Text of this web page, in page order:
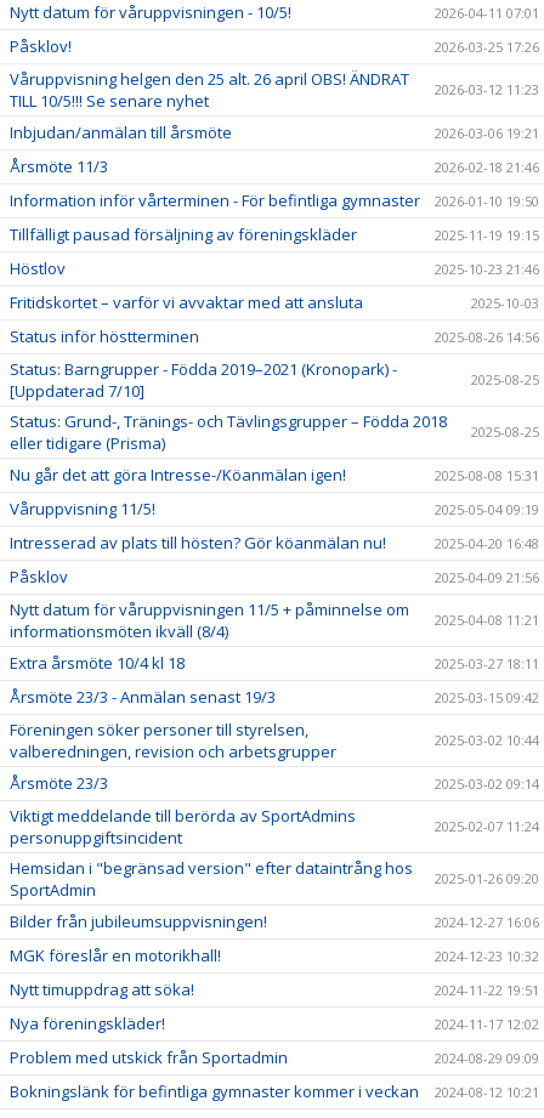
Nytt datum för våruppvisningen - 10/5! 2026-04-11 07:01
Påsklov! 2026-03-25 17:26
Våruppvisning helgen den 25 alt. 26 april OBS! ÄNDRAT
TILL 10/5!!! Se senare nyhet
2026-03-12 11:23
Inbjudan/anmälan till årsmöte 2026-03-06 19:21
Årsmöte 11/3 2026-02-18 21:46
Information inför vårterminen - För befintliga gymnaster 2026-01-10 19:50
Tillfälligt pausad försäljning av föreningskläder 2025-11-19 19:15
Höstlov 2025-10-23 21:46
Fritidskortet – varför vi avvaktar med att ansluta 2025-10-03
Status inför höstterminen 2025-08-26 14:56
Status: Barngrupper - Födda 2019–2021 (Kronopark) -
[Uppdaterad 7/10]
2025-08-25
Status: Grund-, Tränings- och Tävlingsgrupper – Födda 2018
eller tidigare (Prisma)
2025-08-25
Nu går det att göra Intresse-/Köanmälan igen! 2025-08-08 15:31
Våruppvisning 11/5! 2025-05-04 09:19
Intresserad av plats till hösten? Gör köanmälan nu! 2025-04-20 16:48
Påsklov 2025-04-09 21:56
Nytt datum för våruppvisningen 11/5 + påminnelse om
informationsmöten ikväll (8/4)
2025-04-08 11:21
Extra årsmöte 10/4 kl 18 2025-03-27 18:11
Årsmöte 23/3 - Anmälan senast 19/3 2025-03-15 09:42
Föreningen söker personer till styrelsen,
valberedningen, revision och arbetsgrupper
2025-03-02 10:44
Årsmöte 23/3 2025-03-02 09:14
Viktigt meddelande till berörda av SportAdmins
personuppgiftsincident
2025-02-07 11:24
Hemsidan i "begränsad version" efter dataintrång hos
SportAdmin
2025-01-26 09:20
Bilder från jubileumsuppvisningen! 2024-12-27 16:06
MGK föreslår en motorikhall! 2024-12-23 10:32
Nytt timuppdrag att söka! 2024-11-22 19:51
Nya föreningskläder! 2024-11-17 12:02
Problem med utskick från Sportadmin 2024-08-29 09:09
Bokningslänk för befintliga gymnaster kommer i veckan 2024-08-12 10:21